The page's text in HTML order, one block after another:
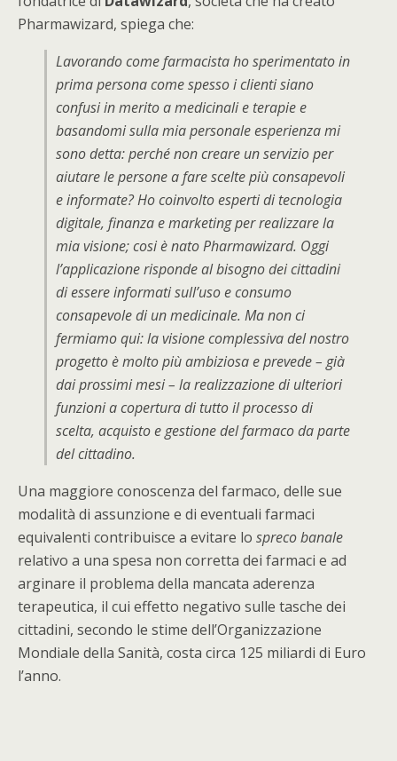
Pharmawizard, spiega che:
Lavorando come farmacista ho sperimentato in
prima persona come spesso i clienti siano
confusi in merito a medicinali e terapie e
basandomi sulla mia personale esperienza mi
sono detta: perché non creare un servizio per
aiutare le persone a fare scelte più consapevoli
e informate? Ho coinvolto esperti di tecnologia
digitale, finanza e marketing per realizzare la
mia visione; cosi è nato Pharmawizard. Oggi
l’applicazione risponde al bisogno dei cittadini
di essere informati sull’uso e consumo
consapevole di un medicinale. Ma non ci
fermiamo qui: la visione complessiva del nostro
progetto è molto più ambiziosa e prevede – già
dai prossimi mesi – la realizzazione di ulteriori
funzioni a copertura di tutto il processo di
scelta, acquisto e gestione del farmaco da parte
del cittadino.
Una maggiore conoscenza del farmaco, delle sue
modalità di assunzione e di eventuali farmaci
equivalenti contribuisce a evitare lo spreco banale
relativo a una spesa non corretta dei farmaci e ad
arginare il problema della mancata aderenza
terapeutica, il cui effetto negativo sulle tasche dei
cittadini, secondo le stime dell’Organizzazione
Mondiale della Sanità, costa circa 125 miliardi di Euro
l’anno.